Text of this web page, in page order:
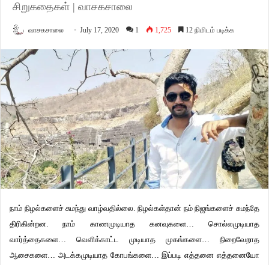
சிறுகதைகள் | வாசகசாலை
வாசகசாலை July 17, 2020 1 1,725 12 நிமிடம் படிக்க
நாம் நிழல்களைச் சுமந்து வாழ்வதில்லை. நிழல்கள்தான் நம் நிஜங்களைச் சுமந்தே
திரிகின்றன. நாம் காணமுடியாத கனவுகளை… சொல்லமுடியாத
வார்த்தைகளை… வெளிக்காட்ட முடியாத முகங்களை… நிறைவேறாத
ஆசைகளை… அடக்கமுடியாத கோபங்களை… இப்படி எத்தனை எத்தனையோ